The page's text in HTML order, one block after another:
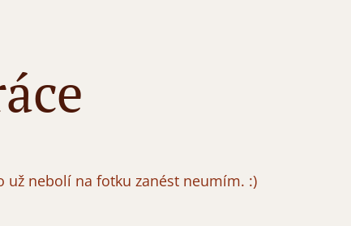
už nebolí na fotku zanést neumím. :)